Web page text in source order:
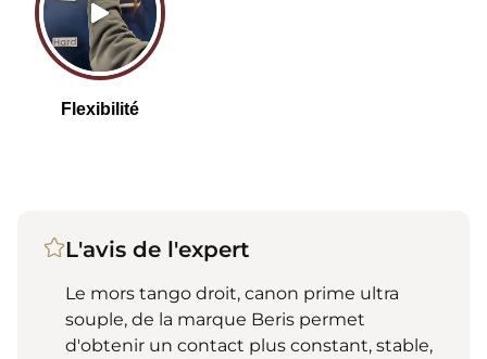
L'avis de l'expert
Le mors tango droit, canon prime ultra
souple, de la marque Beris permet
d'obtenir un contact plus constant, stable,